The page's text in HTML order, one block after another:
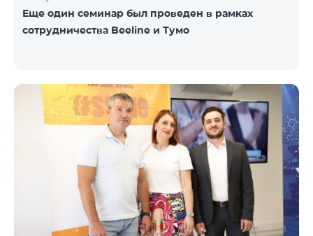
Еще один семинар был проведен в рамках
сотрудничества Beeline и Тумо